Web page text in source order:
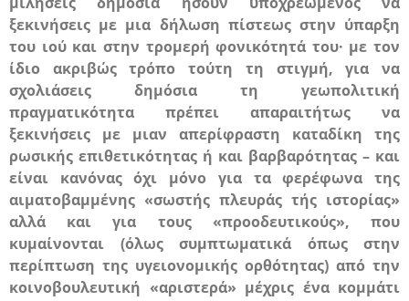
ξεκινήσεις με μια δήλωση πίστεως στην ύπαρξη
του ιού και στην τρομερή φονικότητά του· με τον
ίδιο ακριβώς τρόπο τούτη τη στιγμή, για να
σχολιάσεις δημόσια τη γεωπολιτική
πραγματικότητα πρέπει απαραιτήτως να
ξεκινήσεις με μιαν απερίφραστη καταδίκη της
ρωσικής επιθετικότητας ή και βαρβαρότητας – και
είναι κανόνας όχι μόνο για τα φερέφωνα της
αιματοβαμμένης «σωστής πλευράς τής ιστορίας»
αλλά και για τους «προοδευτικούς», που
κυμαίνονται (όλως συμπτωματικά όπως στην
περίπτωση της υγειονομικής ορθότητας) από την
κοινοβουλευτική «αριστερά» μέχρις ένα κομμάτι